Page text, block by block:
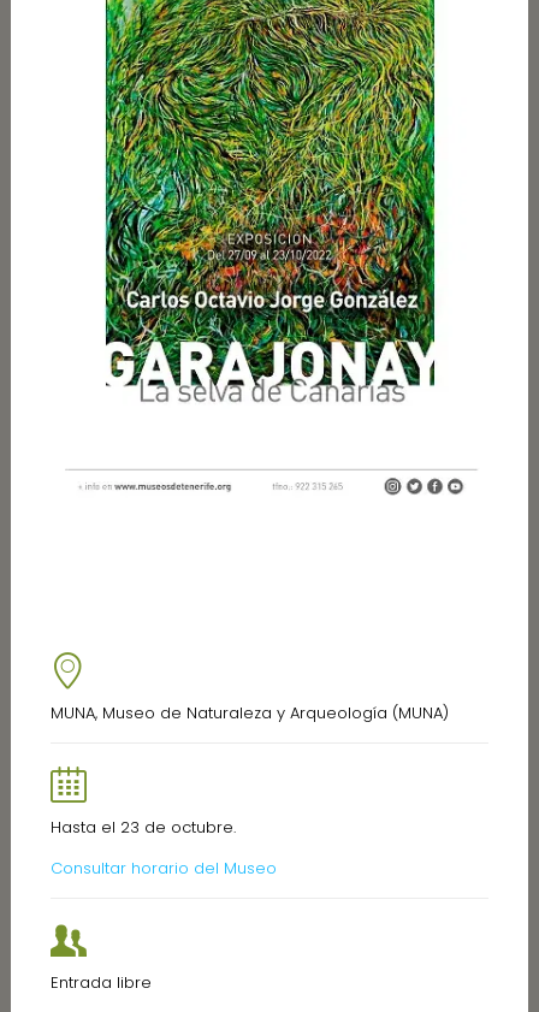
MUNA, Museo de Naturaleza y Arqueología (MUNA)
Hasta el 23 de octubre.
Consultar horario del Museo
Entrada libre